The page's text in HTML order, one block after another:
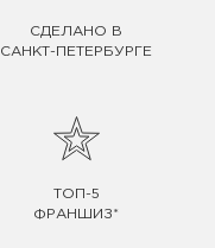
СДЕЛАНО В
САНКТ-ПЕТЕРБУРГЕ
ТОП-5
ФРАНШИЗ*